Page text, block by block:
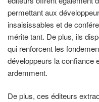
permettant aux
insaisissables et de
mérite tant. De plus, ils
qui renforcent les
développeurs la confiance
ardemment.
De plus, ces éditeurs